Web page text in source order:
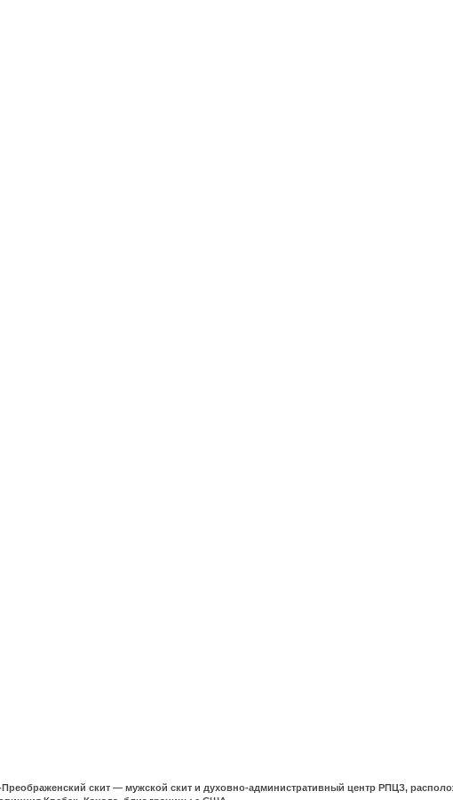
Преображенский скит — мужской скит и духовно-административный центр РПЦЗ,